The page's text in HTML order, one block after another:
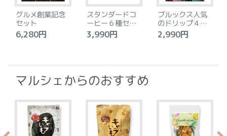
グルメ創業記念
セット
6,280円
スタンダードコ
ーヒー６種セッ
ト
3,990円
ブルックス人気
のドリップ４種
セット
2,990円
マルシェからのおすすめ